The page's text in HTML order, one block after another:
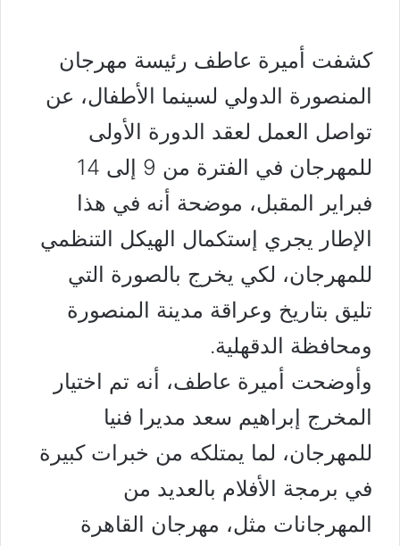
كشفت أميرة عاطف رئيسة مهرجان
المنصورة الدولي لسينما الأطفال، عن
تواصل العمل لعقد الدورة الأولى
للمهرجان في الفترة من 9 إلى 14
فبراير المقبل، موضحة أنه في هذا
الإطار يجري إستكمال الهيكل التنظمي
للمهرجان، لكي يخرج بالصورة التي
تليق بتاريخ وعراقة مدينة المنصورة
ومحافظة الدقهلية.
وأوضحت أميرة عاطف، أنه تم اختيار
المخرج إبراهيم سعد مديرا فنيا
للمهرجان، لما يمتلكه من خبرات كبيرة
في برمجة الأفلام بالعديد من
المهرجانات مثل، مهرجان القاهرة